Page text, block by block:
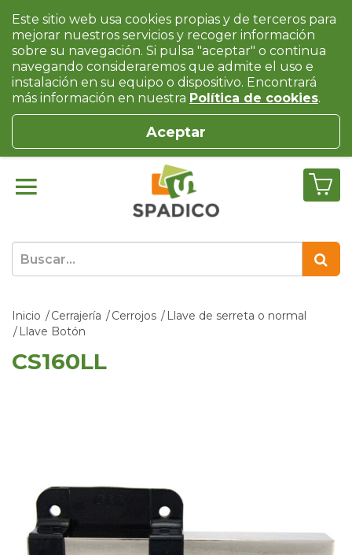
Inicio Cerrajería Cerrojos
Llave de serreta o normal
Llave Botón
CS160LL
Este sitio web usa cookies propias y de terceros para
mejorar nuestros servicios y recoger información
sobre su navegación. Si pulsa "aceptar" o continua
navegando consideraremos que admite el uso e
instalación en su equipo o dispositivo. Encontrará
más información en nuestra Política de cookies.
Aceptar